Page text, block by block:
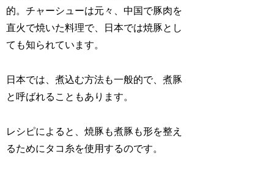
的。チャーシューは元々、中国で豚肉を
直火で焼いた料理で、日本では焼豚とし
ても知られています。
日本では、煮込む方法も一般的で、煮豚
と呼ばれることもあります。
レシピによると、焼豚も煮豚も形を整え
るためにタコ糸を使用するのです。